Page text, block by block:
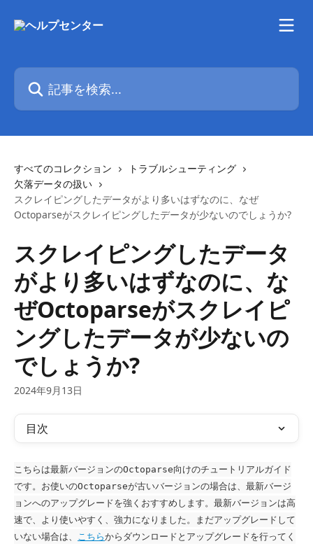
記事を検索...
すべてのコレクション
トラブルシューティング
欠落データの扱い
スクレイピングしたデータがより多いはずなのに、なぜ
Octoparseがスクレイピングしたデータが少ないのでしょうか?
スクレイピングしたデータ
がより多いはずなのに、な
ぜOctoparseがスクレイピ
ングしたデータが少ないの
でしょうか?
2024年9月13日
目次
こちらは最新バージョンのOctoparse向けのチュートリアルガイド
です。お使いのOctoparseが古いバージョンの場合は、最新バージ
ョンへのアップグレードを強くおすすめします。最新バージョンは高
速で、より使いやすく、強力になりました。まだアップグレードして
いない場合は、 こちらからダウンロードとアップグレードを行ってく